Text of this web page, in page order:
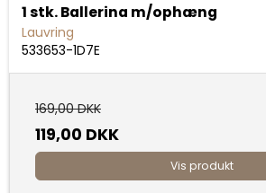
1 stk. Ballerina m/ophæng
Lauvring
533653-1D7E
169,00 DKK
119,00 DKK
Vis produkt